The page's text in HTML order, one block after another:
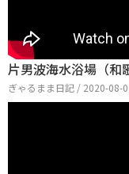
片男波海水浴場（和
ぎゃるまま日記 / 2020-08-